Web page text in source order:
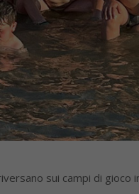
sui campi di gioco